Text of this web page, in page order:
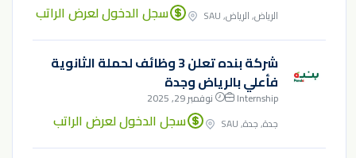
الرياض, الرياض, SAU
سجل الدخول لعرض الراتب
شركة بنده تعلن 3 وظائف لحملة الثانوية
فأعلي بالرياض وجدة
Internship
نوفمبر 29, 2025
جدة, جدة, SAU
سجل الدخول لعرض الراتب